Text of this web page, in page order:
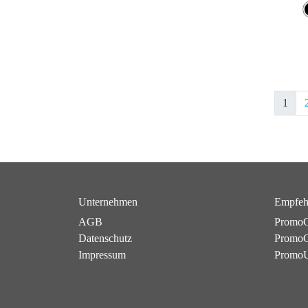
1
Unternehmen
AGB
Datenschutz
Impressum